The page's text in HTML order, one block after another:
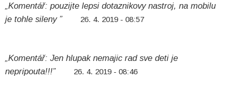
„Komentář: pouzijte lepsi dotaznikovy nastroj, na mobilu
je tohle sileny ”
26. 4. 2019 - 08:57
„Komentář: Jen hlupak nemajic rad sve deti je
nepripouta!!!”
26. 4. 2019 - 08:46